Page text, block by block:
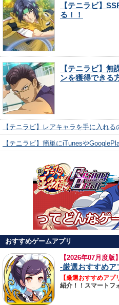
【テニラビ】
る！！
【テニラビ】
ンを獲得できる
【テニラビ】レアキャラを手に入れ
【テニラビ】簡単にiTunesや
おすすめゲームアプリ
【2026年07月度版
-厳選おすすめア
【厳選おすすめアプ
紹介！！スマートフ